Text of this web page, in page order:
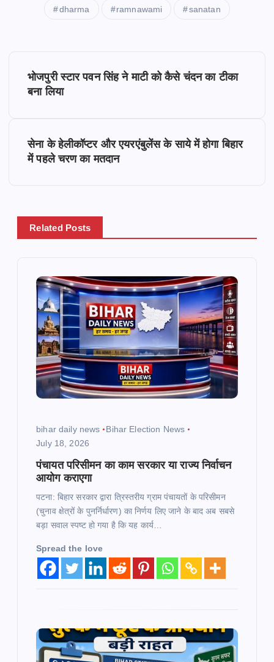
dharma ramnawami sanatan
a
v
भोजपुरी स्टार पवन सिंह ने माटी को कैसे चंदन का टीका
बना लिया
सेना के हेलीकॉप्टर और एयरएंबुलेंस के साये में होगा बिहार
में पहले चरण का मतदान
Related Posts
bihar daily news
Bihar Election News
July 18, 2026
पंचायत परिसीमन का काम सरकार या राज्य निर्वाचन
आयोग कराएगा
पटना: बिहार सरकार द्वारा त्रिस्तरीय ग्राम पंचायतों के परिसीमन
(चुनाव क्षेत्रों के पुनर्निर्धारण) का निर्णय लिए जाने के बाद अब सबसे
बड़ा सवाल स्पष्ट हो गया है कि यह कार्य…
Spread the love